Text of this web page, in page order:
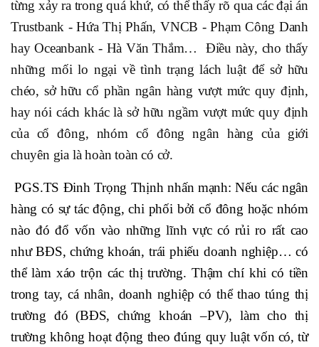
từng xảy ra trong quá khứ, có thể thấy rõ qua các đại án
Trustbank - Hứa Thị Phấn, VNCB - Phạm Công Danh
hay Oceanbank - Hà Văn Thắm… Điều này, cho thấy
những mối lo ngại về tình trạng lách luật để sở hữu
chéo, sở hữu cổ phần ngân hàng vượt mức quy định,
hay nói cách khác là sở hữu ngầm vượt mức quy định
của cổ đông, nhóm cổ đông ngân hàng của giới
chuyên gia là hoàn toàn có cở.
PGS.TS Đinh Trọng Thịnh nhấn mạnh: Nếu các ngân
hàng có sự tác động, chi phối bởi cổ đông hoặc nhóm
nào đó đổ vốn vào những lĩnh vực có rủi ro rất cao
như BĐS, chứng khoán, trái phiếu doanh nghiệp… có
thể làm xáo trộn các thị trường. Thậm chí khi có tiền
trong tay, cá nhân, doanh nghiệp có thể thao túng thị
trường đó (BĐS, chứng khoán –PV), làm cho thị
trường không hoạt động theo đúng quy luật vốn có, từ